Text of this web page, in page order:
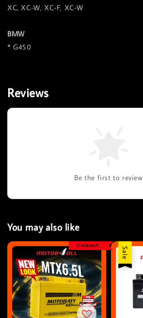
XC, XC-W, XC-F, XC-W
BMW
* G450
Reviews
Be the first to review
You may also like
CLEARANCE
Sale